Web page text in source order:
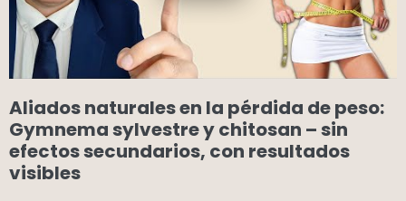
Aliados naturales en la pérdida de peso:
Gymnema sylvestre y chitosan – sin
efectos secundarios, con resultados
visibles